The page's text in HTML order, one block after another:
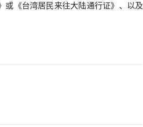
或《台湾居民来往大陆通行证》、以及